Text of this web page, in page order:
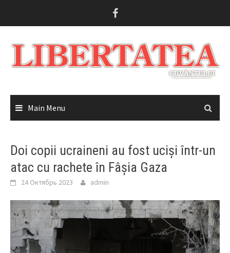
Main Menu
Doi copii ucraineni au fost uciși într-un
atac cu rachete în Fâșia Gaza
24 Октябрь 2023 admin